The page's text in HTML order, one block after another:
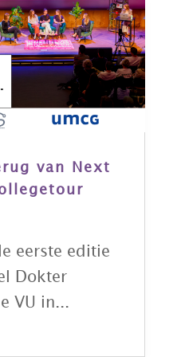
van Next
eerste editie
Dokter
VU in...